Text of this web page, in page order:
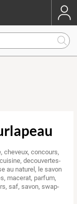
,cheveux,concours,
cuisine,decouvertes-
au naturel, le savon
, macerat, parfum,
,saf,savon,swap-